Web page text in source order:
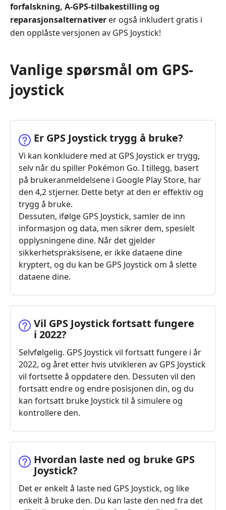
forfalskning, A‑GPS‑tilbakestilling og
reparasjonsalternativer er også inkludert gratis i
den opplåste versjonen av GPS Joystick!
Vanlige spørsmål om GPS-
joystick
Er GPS Joystick trygg å bruke?
Vi kan konkludere med at GPS Joystick er trygg,
selv når du spiller Pokémon Go. I tillegg, basert
på brukeranmeldelsene i Google Play Store, har
den 4,2 stjerner. Dette betyr at den er effektiv og
trygg å bruke.
Dessuten, ifølge GPS Joystick, samler de inn
informasjon og data, men sikrer dem, spesielt
opplysningene dine. Når det gjelder
sikkerhetspraksisene, er ikke dataene dine
kryptert, og du kan be GPS Joystick om å slette
dataene dine.
Vil GPS Joystick fortsatt fungere
i 2022?
Selvfølgelig. GPS Joystick vil fortsatt fungere i år
2022, og året etter hvis utvikleren av GPS Joystick
vil fortsette å oppdatere den. Dessuten vil den
fortsatt endre og endre posisjonen din, og du
kan fortsatt bruke Joystick til å simulere og
kontrollere den.
Hvordan laste ned og bruke GPS
Joystick?
Det er enkelt å laste ned GPS Joystick, og like
enkelt å bruke den. Du kan laste den ned fra det